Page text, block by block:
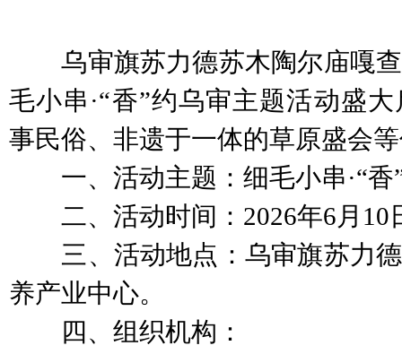
乌审旗苏力德苏木陶尔庙嘎查
毛小串·“香”约乌审主题活动盛
事民俗、非遗于一体的草原盛会
一、活动主题：细毛小串·“香
二、活动时间：2026年6月10
三、活动地点：乌审旗苏力德
养产业中心。
四、组织机构：